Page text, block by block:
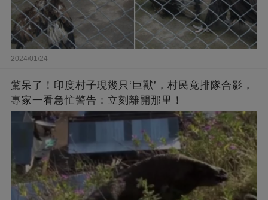
2024/01/24
驚呆了！印度村子現幾只‘巨獸’，村民竟排隊合影，
專家一看急忙警告：立刻離開那里！